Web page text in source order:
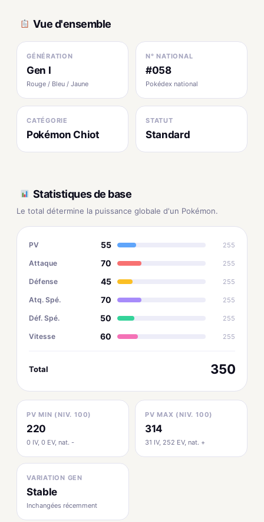
Vue d'ensemble
GÉNÉRATION
Gen I
Rouge / Bleu / Jaune
N° NATIONAL
#058
Pokédex national
CATÉGORIE
Pokémon Chiot
STATUT
Standard
Statistiques de base
Le total détermine la puissance globale d'un Pokémon.
PV 55 255
Attaque 70 255
Défense 45 255
Atq. Spé. 70 255
Déf. Spé. 50 255
Vitesse 60 255
Total 350
PV MIN (NIV. 100)
220
0 IV, 0 EV, nat. -
PV MAX (NIV. 100)
314
31 IV, 252 EV, nat. +
VARIATION GEN
Stable
Inchangées récemment